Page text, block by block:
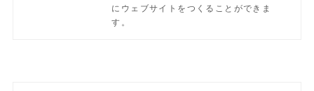
にウェブサイトをつくることができま
す。